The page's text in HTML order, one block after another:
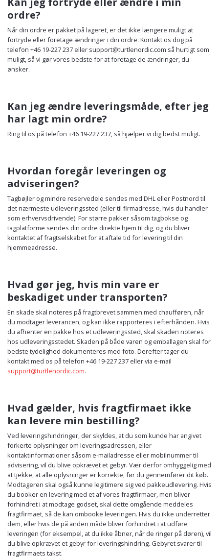
ordre?
Når din ordre er pakket på lageret, er det ikke længere muligt at
fortryde eller foretage ændringer i din ordre. Kontakt os dog på
telefon +46 19-227 237 eller support@turtlenordic.com så hurtigt som
muligt, så vi gør vores bedste for at foretage de ændringer, du
ønsker.
Kan jeg ændre leveringsmåde, efter jeg
har lagt min ordre?
Ring til os på telefon +46 19-227 237, så hjælper vi dig bedst muligt.
Hvordan foregår leveringen og
adviseringen?
Tagbøjler og mindre reservedele sendes med DHL eller Postnord til
det nærmeste udleveringssted (eller til firmadresse, hvis du handler
som erhvervsdrivende). For større pakker såsom tagbokse og
tagplatforme sendes din ordre direkte hjem til dig, og du bliver
kontaktet af fragtselskabet for at aftale tid for levering til din
hjemmeadresse.
Hvad gør jeg, hvis min vare er
beskadiget under transporten?
En skade skal noteres på fragtbrevet sammen med chaufføren, når
du modtager leverancen, og kan ikke rapporteres i efterhånden. Hvis
du afhenter en pakke hos et udleveringssted, skal skaden noteres
hos udleveringsstedet. Skaden på både varen og emballagen skal for
bedste tydelighed dokumenteres med foto. Derefter tager du
kontakt med os på telefon +46 19-227 237 eller via e-mail
support@turtlenordic.com.
Hvad gælder, hvis fragtfirmaet ikke
kan levere min bestilling?
Ved leveringshindringer, der skyldes, at du som kunde har angivet
forkerte oplysninger om leveringsadressen, eller
kontaktinformationer såsom e-mailadresse eller mobilnummer til
advisering, vil du blive opkrævet et gebyr. Vær derfor omhyggelig med
at tjekke, at alle oplysninger er korrekte, før du gennemfører dit køb.
Modtageren skal også kunne legitimere sig ved pakkeudlevering. Hvis
du booker en levering med et af vores fragtfirmaer, men bliver
forhindret i at modtage godset, skal dette omgående meddeles
fragtfirmaet, så de kan ombooke leveringen. Hvis du ikke underretter
dem, eller hvis de på anden måde bliver forhindret i at udføre
leveringen (for eksempel, at du ikke åbner, når de ringer på døren), vil
du blive opkrævet et gebyr for leveringshindring. Gebyret svarer til
fragtfirmaets takst.